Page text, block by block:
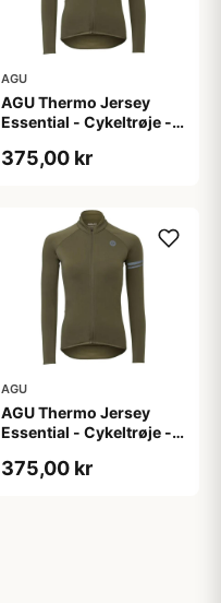
AGU
AGU Thermo Jersey
Essential - Cykeltrøje -
S
375,00 kr
AGU
AGU Thermo Jersey
Essential - Cykeltrøje -
XXL
375,00 kr